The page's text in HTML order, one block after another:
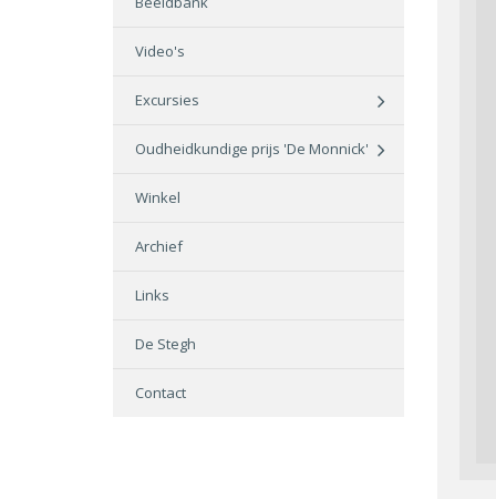
Video's
Excursies
Oudheidkundige prijs 'De Monnick'
Winkel
Archief
Links
De Stegh
Contact